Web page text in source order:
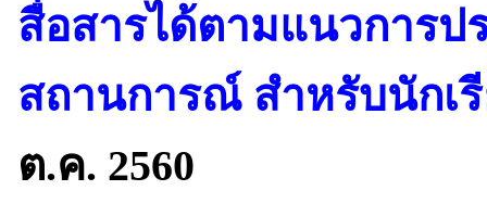
สื่อสารได้ตามแนวการป
สถานการณ์ สำหรับนักเ
ต.ค. 2560